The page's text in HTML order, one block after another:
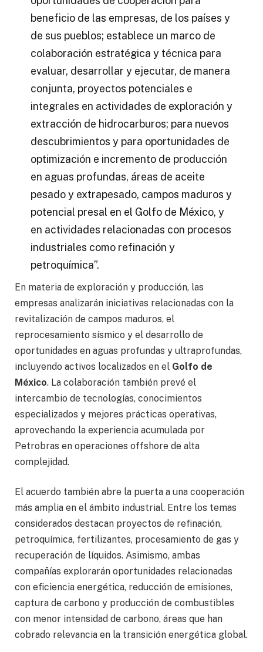
beneficio de las empresas, de los países y
de sus pueblos; establece un marco de
colaboración estratégica y técnica para
evaluar, desarrollar y ejecutar, de manera
conjunta, proyectos potenciales e
integrales en actividades de exploración y
extracción de hidrocarburos; para nuevos
descubrimientos y para oportunidades de
optimización e incremento de producción
en aguas profundas, áreas de aceite
pesado y extrapesado, campos maduros y
potencial presal en el Golfo de México, y
en actividades relacionadas con procesos
industriales como refinación y
petroquímica”.
En materia de exploración y producción, las
empresas analizarán iniciativas relacionadas con la
revitalización de campos maduros, el
reprocesamiento sísmico y el desarrollo de
oportunidades en aguas profundas y ultraprofundas,
incluyendo activos localizados en el Golfo de
México. La colaboración también prevé el
intercambio de tecnologías, conocimientos
especializados y mejores prácticas operativas,
aprovechando la experiencia acumulada por
Petrobras en operaciones offshore de alta
complejidad.
El acuerdo también abre la puerta a una cooperación
más amplia en el ámbito industrial. Entre los temas
considerados destacan proyectos de refinación,
petroquímica, fertilizantes, procesamiento de gas y
recuperación de líquidos. Asimismo, ambas
compañías explorarán oportunidades relacionadas
con eficiencia energética, reducción de emisiones,
captura de carbono y producción de combustibles
con menor intensidad de carbono, áreas que han
cobrado relevancia en la transición energética global.